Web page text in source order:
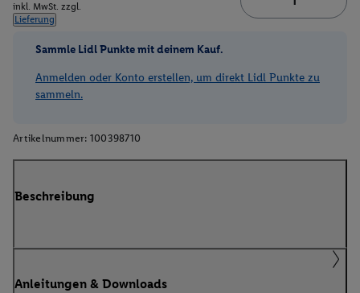
inkl. MwSt. zzgl.
Lieferung
Sammle Lidl Punkte mit deinem Kauf.
Anmelden oder Konto erstellen, um direkt Lidl Punkte zu
sammeln.
Artikelnummer: 100398710
Beschreibung
Anleitungen & Downloads